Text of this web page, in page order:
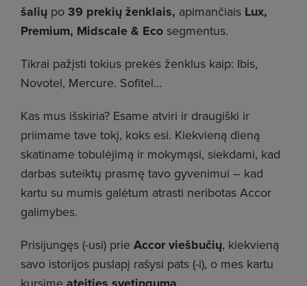
šalių po 39 prekių ženklais, apimančiais Lux,
Premium, Midscale & Eco segmentus.
Tikrai pažįsti tokius prekės ženklus kaip: Ibis,
Novotel, Mercure. Sofitel…
Kas mus išskiria? Esame atviri ir draugiški ir
priimame tave tokį, koks esi. Kiekvieną dieną
skatiname tobulėjimą ir mokymąsi, siekdami, kad
darbas suteiktų prasmę tavo gyvenimui – kad
kartu su mumis galėtum atrasti neribotas Accor
galimybes.
Prisijungęs (-usi) prie Accor viešbučių, kiekvieną
savo istorijos puslapį rašysi pats (-i), o mes kartu